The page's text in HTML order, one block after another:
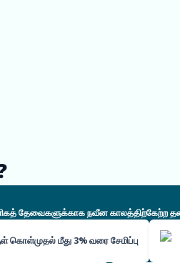
தேவைகளுக்காக நவீன காலத்திற்கேற்ற
கொள்முதல் மீது 3% வரை சேமிப்பு